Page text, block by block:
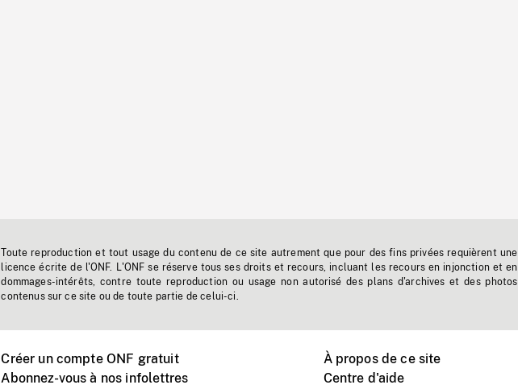
Toute reproduction et tout usage du contenu de ce site autrement que pour des fins privées requièrent une
licence écrite de l'ONF. L'ONF se réserve tous ses droits et recours, incluant les recours en injonction et en
dommages-intérêts, contre toute reproduction ou usage non autorisé des plans d'archives et des photos
contenus sur ce site ou de toute partie de celui-ci.
Créer un compte ONF gratuit
Abonnez-vous à nos infolettres
À propos de ce site
Centre d'aide